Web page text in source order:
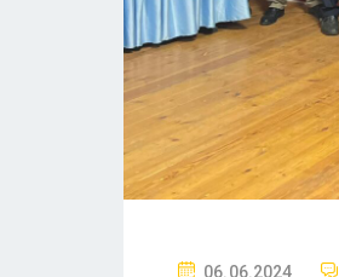
06.06.2024